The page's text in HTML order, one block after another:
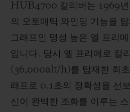
HUB4700 칼리버는 1969년
의 오토매틱 와인딩 기능을
그래프인 명성 높은 엘 프리
입니다. 당시 엘 프리메로 칼
(36,000alt/h)를 탑재한 최초
래프로 0.1초의 정확성을 선
신이 완벽한 조화를 이루는